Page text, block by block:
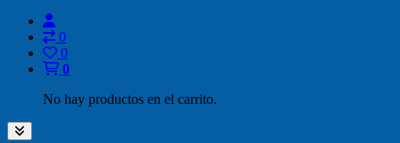
0
0
0
No hay productos en el carrito.